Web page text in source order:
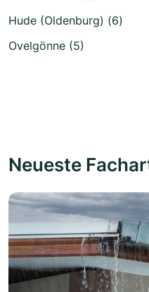
Hude (Oldenburg) (6)
Ovelgönne (5)
Neueste